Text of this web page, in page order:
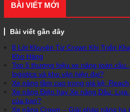
BÀI VIẾT MỚI
Bài viết gần đây
8 Lời Khuyên Từ Crown Khi Triển
Kho Hàng
Top 5 thương hiệu xe nâng toàn
logistics và kho vận hiện đại?
Xe nâng tầm cao trong giá kệ:
Xe nâng Điện hay Xe nâng Dầu:
của bạn?
Xe nâng Crown – Giải pháp nâng hạ